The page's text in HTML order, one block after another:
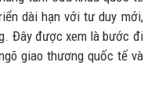
dài hạn với tư duy mới,
Đây được xem là bước đi
giao thương quốc tế và